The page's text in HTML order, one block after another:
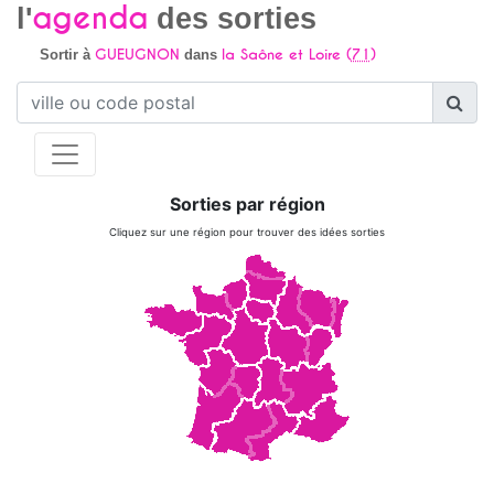
l'agenda des sorties
Sortir à GUEUGNON dans la Saône et Loire (71)
Sorties par région
Cliquez sur une région pour trouver des idées sorties